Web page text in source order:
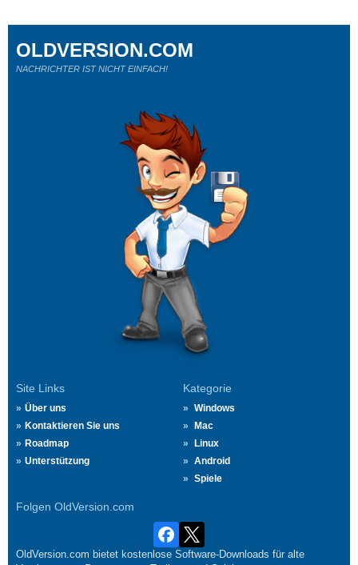
Site Links
Über uns
Kontaktieren Sie uns
Roadmap
Unterstützung
Kategorie
Windows
Mac
Linux
Android
Spiele
Folgen OldVersion.com
OLDVERSION.COM
NACHRICHTER IST NICHT EINFACH!
OldVersion.com bietet kostenlose Software-Downloads für alte